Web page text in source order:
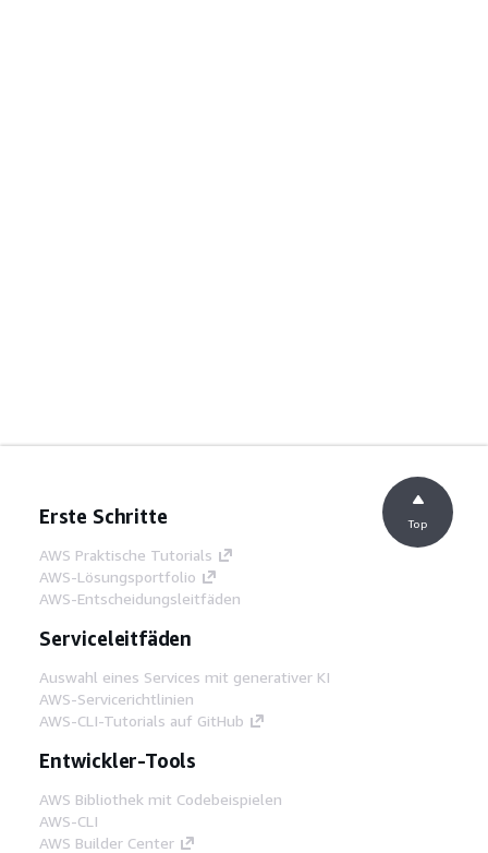
Erste Schritte
AWS Praktische Tutorials
AWS-Lösungsportfolio
AWS-Entscheidungsleitfäden
Serviceleitfäden
Auswahl eines Services mit generativer KI
AWS-Servicerichtlinien
AWS-CLI-Tutorials auf GitHub
Entwickler-Tools
AWS Bibliothek mit Codebeispielen
AWS-CLI
AWS Builder Center
Top